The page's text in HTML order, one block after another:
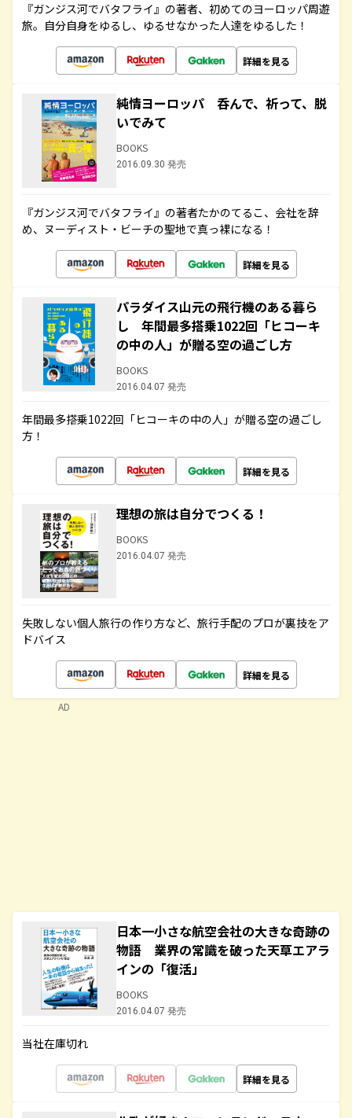
『ガンジス河でバタフライ』の著者、初めてのヨーロッパ周遊
旅。自分自身をゆるし、ゆるせなかった人達をゆるした！
詳細を見る
純情ヨーロッパ 呑んで、祈って、脱
いでみて
BOOKS
2016.09.30 発売
『ガンジス河でバタフライ』の著者たかのてるこ、会社を辞
め、ヌーディスト・ビーチの聖地で真っ裸になる！
詳細を見る
パラダイス山元の飛行機のある暮ら
し 年間最多搭乗1022回「ヒコーキ
の中の人」が贈る空の過ごし方
BOOKS
2016.04.07 発売
年間最多搭乗1022回「ヒコーキの中の人」が贈る空の過ごし
方！
詳細を見る
理想の旅は自分でつくる！
BOOKS
2016.04.07 発売
失敗しない個人旅行の作り方など、旅行手配のプロが裏技をア
ドバイス
詳細を見る
日本一小さな航空会社の大きな奇跡の
物語 業界の常識を破った天草エアラ
インの「復活」
BOOKS
2016.04.07 発売
当社在庫切れ
詳細を見る
AD